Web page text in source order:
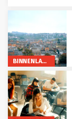
BINNENLAND